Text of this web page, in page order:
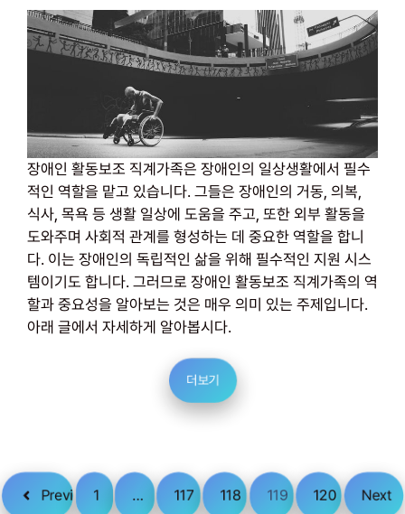
장애인 활동보조 직계가족은 장애인의 일상생활에서 필수
적인 역할을 맡고 있습니다. 그들은 장애인의 거동, 의복,
식사, 목욕 등 생활 일상에 도움을 주고, 또한 외부 활동을
도와주며 사회적 관계를 형성하는 데 중요한 역할을 합니
다. 이는 장애인의 독립적인 삶을 위해 필수적인 지원 시스
템이기도 합니다. 그러므로 장애인 활동보조 직계가족의 역
할과 중요성을 알아보는 것은 매우 의미 있는 주제입니다.
아래 글에서 자세하게 알아봅시다.
더보기
Previous
1 … 117 118 119 120 Next